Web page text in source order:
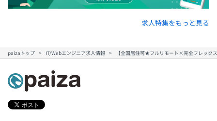
・Figma
・フレームワーク／ライブラリ：React／Next.js
バックエンド
・開発言語：Python
・フレームワーク／ライブラリ：FastAPI／
Strawberry（GraphQL）
求人特集をもっと見る
paizaトップ IT/Webエンジニア求人情報 【全国居住可★フルリモート×完全フレック